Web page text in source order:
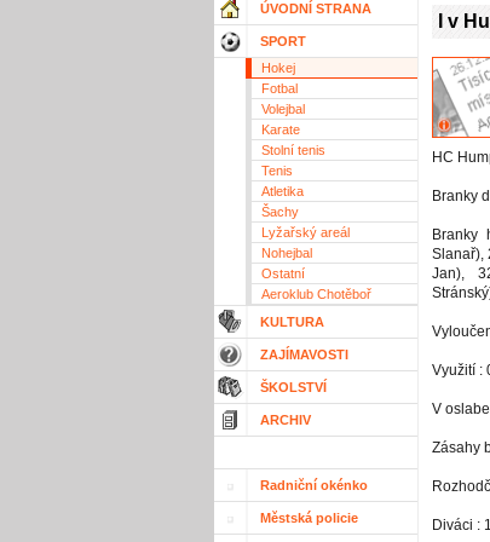
ÚVODNÍ STRANA
SPORT
Hokej
Fotbal
Volejbal
Karate
Stolní tenis
Tenis
Atletika
Šachy
Lyžařský areál
Nohejbal
Ostatní
Aeroklub Chotěboř
KULTURA
ZAJÍMAVOSTI
ŠKOLSTVÍ
ARCHIV
Radniční okénko
Městská policie
I v
HC
Branky
Branky
Slanař),
Jan),
Využití :
V
Zásahy
Diváci :